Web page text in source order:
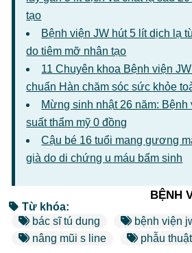
tạo
Bệnh viện JW hút 5 lít dịch lạ
do tiêm mỡ nhân tạo
11 Chuyên khoa Bệnh viện
chuẩn Hàn chăm sóc sức khỏe
Mừng sinh nhật 26 năm: Bệnh
suất thẩm mỹ 0 đồng
Cậu bé 16 tuổi mang gương
già do di chứng u máu bẩm sinh
BỆNH
Từ khóa:
bác sĩ tú dung
bệnh viện
nâng mũi s line
phẫu